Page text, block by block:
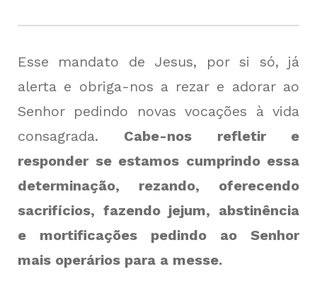
Esse mandato de Jesus, por si só, já
alerta e obriga-nos a rezar e adorar ao
Senhor pedindo novas vocações à vida
consagrada. Cabe-nos refletir e
responder se estamos cumprindo essa
determinação, rezando, oferecendo
sacrifícios, fazendo jejum, abstinência
e mortificações pedindo ao Senhor
mais operários para a messe.